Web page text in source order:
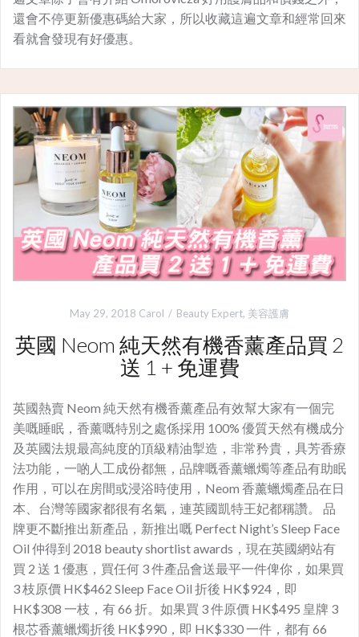
還會不停更新優惠碼給大家，所以收藏這遍文章和經常回來
看就會發現有好優惠。
May 29, 2018 Carol Beauty Expert, 美容護膚
英國 Neom 純天然有機香薰產品買 2
送 1 + 免運費
英國熱賣 Neom 純天然有機香薰產品有效幫大家有一個完
美嘅睡眠，香薰嘅特別之處係採用 100% 優質天然有機成分
及英國法規最高純度的頂級精油掣造，非常矜貴，具芳香療
法功能，一啲人工成份都無，品牌嘅香薰蠟燭等產品有助眠
作用，可以在房間或浸浴時使用，Neom 香薰蠟燭產品在日
本、台灣等國家都很有名氣，連英國凱特王妃都稱讚。 品
牌更不斷推出新產品，新推出嘅 Perfect Night’s Sleep Face
Oil 仲得到 2018 beauty shortlist awards，現在英國網站有
買 2 送 1 優惠，買任何 3 件產品會送最平一件俾你，如果買
3 枝原價 HK$462 Sleep Face Oil 折後 HK$924，即
HK$308 一枝，有 66 折。如果買 3 件原價 HK$495 皇牌 3
根芯香薰蠟燭折後 HK$990，即 HK$330 一件，都有 66